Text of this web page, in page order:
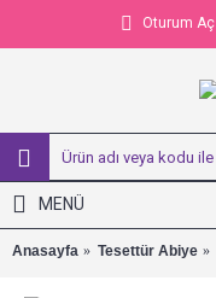
Oturum Aç
MENÜ
Anasayfa Tesettür Abiye